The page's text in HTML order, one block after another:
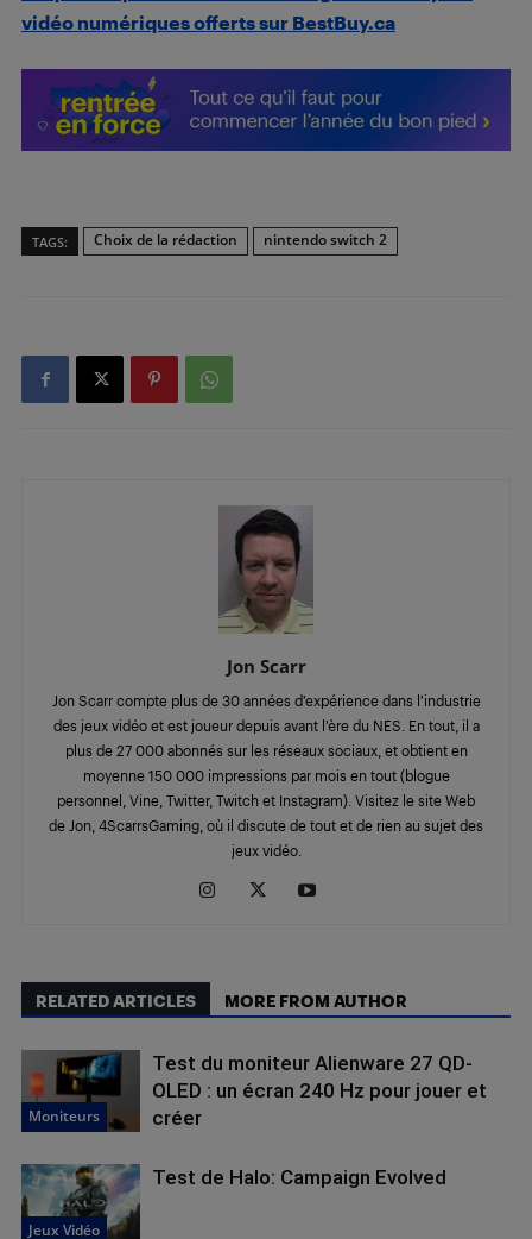
vidéo numériques offerts sur BestBuy.ca
TAGS: Choix de la rédaction nintendo switch 2
Jon Scarr
Jon Scarr compte plus de 30 années d’expérience dans l’industrie
des jeux vidéo et est joueur depuis avant l’ère du NES. En tout, il a
plus de 27 000 abonnés sur les réseaux sociaux, et obtient en
moyenne 150 000 impressions par mois en tout (blogue
personnel, Vine, Twitter, Twitch et Instagram). Visitez le site Web
de Jon, 4ScarrsGaming, où il discute de tout et de rien au sujet des
jeux vidéo.
RELATED ARTICLES MORE FROM AUTHOR
Moniteurs
Test du moniteur Alienware 27 QD-
OLED : un écran 240 Hz pour jouer et
créer
Jeux Vidéo
Test de Halo: Campaign Evolved